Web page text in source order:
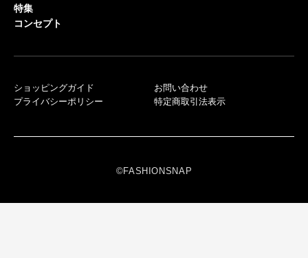
特集
コンセプト
ショッピングガイド
プライバシーポリシー
お問い合わせ
特定商取引法表示
©FASHIONSNAP